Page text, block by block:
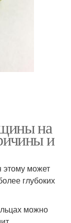
на
и
этому может
глубоких
можно